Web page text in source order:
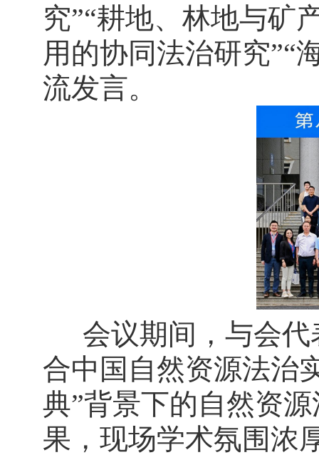
究”“耕地、林地与矿
用的协同法治研究”“
流发言。
会议期间，与会
合中国自然资源法治
典”背景下的自然资
果，现场学术氛围浓